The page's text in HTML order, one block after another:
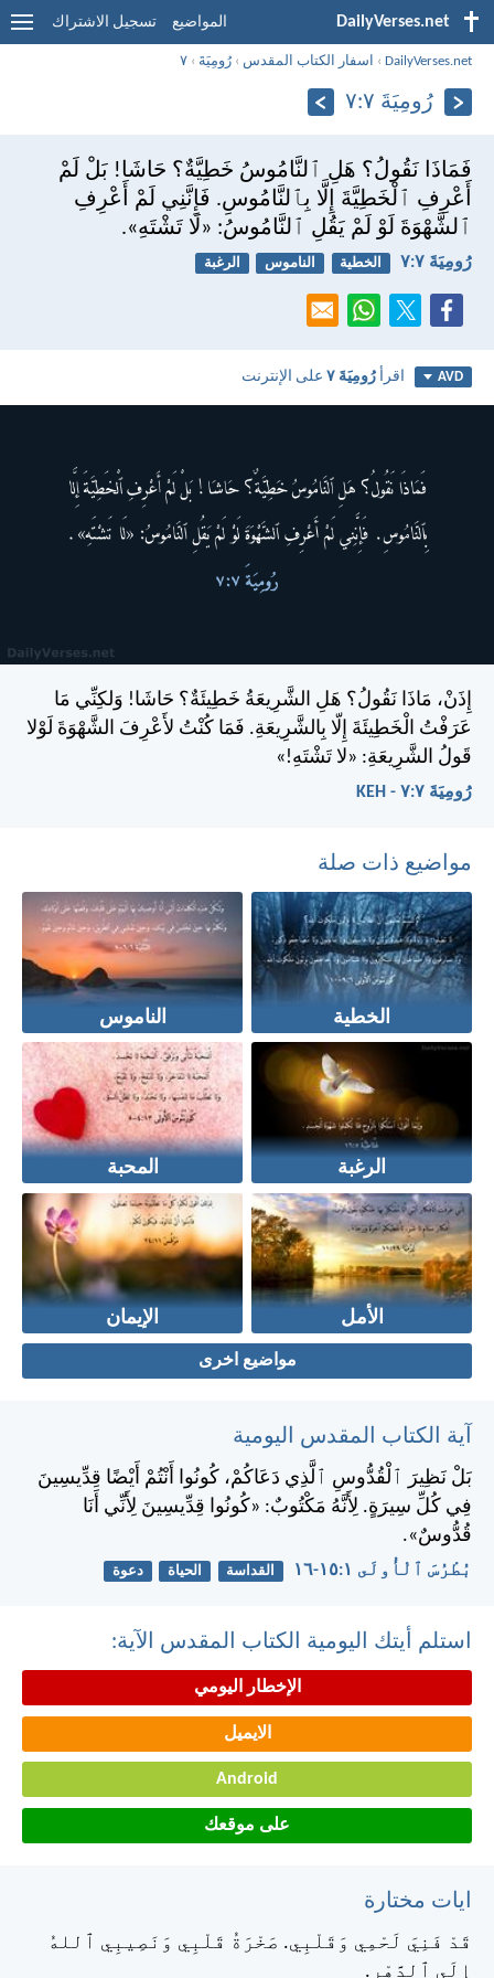
DailyVerses.net المواضيع تسجيل الاشتراك
DailyVerses.net
› اسفار الكتاب المقدس ›رُومِيَةَ ›٧
رُومِيَةَ ٧:‏٧
فَمَاذَا نَقُولُ؟ هَلِ ٱلنَّامُوسُ خَطِيَّةٌ؟ حَاشَا! بَلْ لَمْ
أَعْرِفِ ٱلْخَطِيَّةَ إِلَّا بِٱلنَّامُوسِ. فَإِنَّنِي لَمْ أَعْرِفِ
ٱلشَّهْوَةَ لَوْ لَمْ يَقُلِ ٱلنَّامُوسُ: «لَا تَشْتَهِ».
رُومِيَةَ ٧:‏٧ الخطية الناموس الرغبة
AVD اقرأرُومِيَةَ ٧ على الإنترنت
إِذَنْ، مَاذَا نَقُولُ؟ هَلِ الشَّرِيعَةُ خَطِيئَةٌ؟ حَاشَا! وَلكِنِّي مَا
عَرَفْتُ الْخَطِيئَةَ إِلّا بِالشَّرِيعَةِ. فَمَا كُنْتُ لأَعْرِفَ الشَّهْوَةَ لَوْلا
قَولُ الشَّرِيعَةِ: «لا تَشْتَهِ!»
رُومِيَةَ ٧:‏٧ - KEH
مواضيع ذات صلة
الخطية الناموس
الرغبة المحبة
الأمل الإيمان
مواضيع اخرى
آية الكتاب المقدس اليومية
بَلْ نَظِيرَ ٱلْقُدُّوسِ ٱلَّذِي دَعَاكُمْ، كُونُوا أَنْتُمْ أَيْضًا قِدِّيسِينَ
فِي كُلِّ سِيرَةٍ. لِأَنَّهُ مَكْتُوبٌ: «كُونُوا قِدِّيسِينَ لِأَنِّي أَنَا
قُدُّوسٌ».
بُطْرُسَ ٱلْأُولَى ١:‏١٥-‏١٦ القداسة الحياة دعوة
استلم أيتك اليومية الكتاب المقدس الآية:
الإخطار اليومي
الايميل
Android
على موقعك
ايات مختارة
قَدْ فَنِيَ لَحْمِي وَقَلْبِي. صَخْرَةُ قَلْبِي وَنَصِيبِي ٱللهُ
إِلَى ٱلدَّهْرِ.